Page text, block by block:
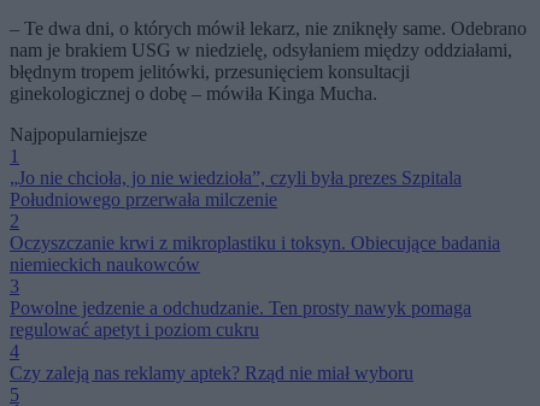
– Te dwa dni, o których mówił lekarz, nie zniknęły same. Odebrano
nam je brakiem USG w niedzielę, odsyłaniem między oddziałami,
błędnym tropem jelitówki, przesunięciem konsultacji
ginekologicznej o dobę – mówiła Kinga Mucha.
Najpopularniejsze
1
„Jo nie chcioła, jo nie wiedzioła”, czyli była prezes Szpitala
Południowego przerwała milczenie
2
Oczyszczanie krwi z mikroplastiku i toksyn. Obiecujące badania
niemieckich naukowców
3
Powolne jedzenie a odchudzanie. Ten prosty nawyk pomaga
regulować apetyt i poziom cukru
4
Czy zaleją nas reklamy aptek? Rząd nie miał wyboru
5